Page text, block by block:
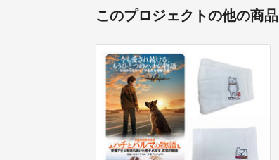
このプロジェクトの他の商品